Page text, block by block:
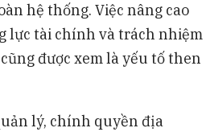
hệ thống. Việc nâng cao
lực tài chính và trách nhiệm
được xem là yếu tố then
lý, chính quyền địa